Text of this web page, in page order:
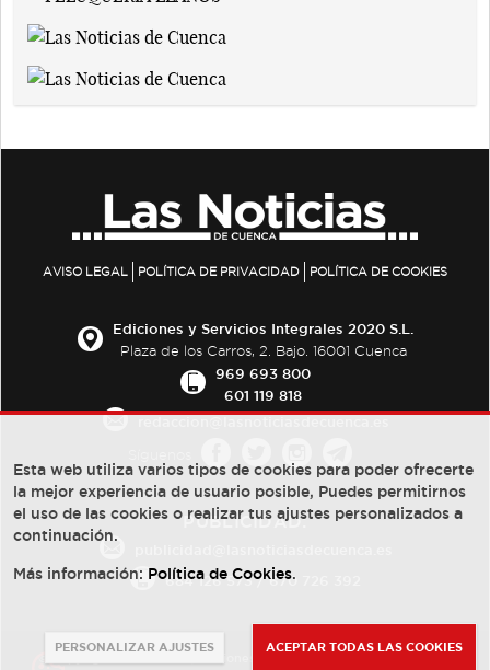
AVISO LEGAL POLÍTICA DE PRIVACIDAD POLÍTICA DE COOKIES
Ediciones y Servicios Integrales 2020 S.L.
Plaza de los Carros, 2. Bajo. 16001 Cuenca
969 693 800
601 119 818
PUBLICIDAD:
684 126 573/670 726 392
Esta web utiliza varios tipos de cookies para poder ofrecerte
la mejor experiencia de usuario posible, Puedes permitirnos
el uso de las cookies o realizar tus ajustes personalizados a
continuación.
Más información: Política de Cookies.
PERSONALIZAR AJUSTES ACEPTAR TODAS LAS COOKIES